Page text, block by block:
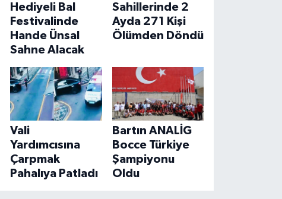
Hediyeli Bal
Festivalinde
Hande Ünsal
Sahne Alacak
Sahillerinde 2
Ayda 271 Kişi
Ölümden Döndü
Vali
Yardımcısına
Çarpmak
Pahalıya Patladı
Bartın ANALİG
Bocce Türkiye
Şampiyonu
Oldu